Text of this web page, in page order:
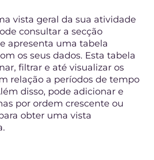
vista geral da sua atividade
consultar a secção
apresenta uma tabela
os seus dados. Esta tabela
filtrar e até visualizar os
relação a períodos de tempo
disso, pode adicionar e
por ordem crescente ou
obter uma vista